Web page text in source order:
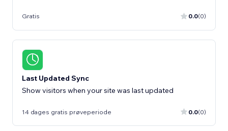
Gratis 0.0(0)
Last Updated Sync
Show visitors when your site was last updated
14 dages gratis prøveperiode 0.0(0)